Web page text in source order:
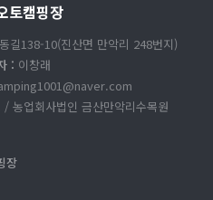
토캠핑장
길138-10(진산면 만악리 248번지)
: 이창래
농업회사법인 금산만악리수목원
장